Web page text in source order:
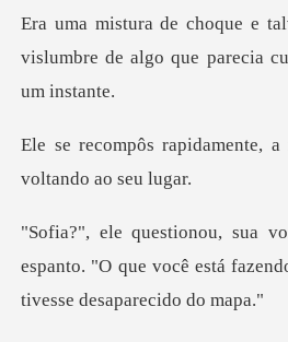
Era uma mistura de choque e
te, a
espanto. "O que você está